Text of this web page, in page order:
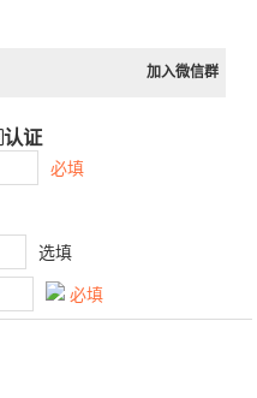
加入微信群
认证
必填
选填
必填